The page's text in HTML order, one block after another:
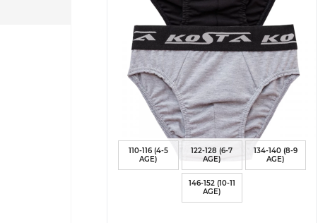
110-116 (4-5
AGE)
122-128 (6-7
AGE)
134-140 (8-9
AGE)
146-152 (10-11
AGE)